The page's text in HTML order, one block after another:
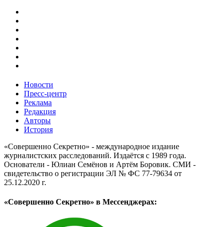
Новости
Пресс-центр
Реклама
Редакция
Авторы
История
«Совершенно Секретно» - международное издание
журналистских расследований. Издаётся с 1989 года.
Основатели - Юлиан Семёнов и Артём Боровик. CМИ -
свидетельство о регистрации ЭЛ № ФС 77-79634 от
25.12.2020 г.
«Совершенно Секретно» в Мессенджерах: